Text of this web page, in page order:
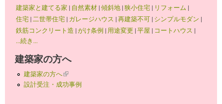
建築家と建てる家 | 自然素材|傾斜地|狭小住宅| リフォーム |
住宅|二世帯住宅| ガレージハウス |再建築不可| シンプルモダン |
鉄筋コンクリート造 |がけ条例 | 用途変更 |平屋 | コートハウス |
...続き...
建築家の方へ
建築家の方へ(link is external)
設計受注・成功事例